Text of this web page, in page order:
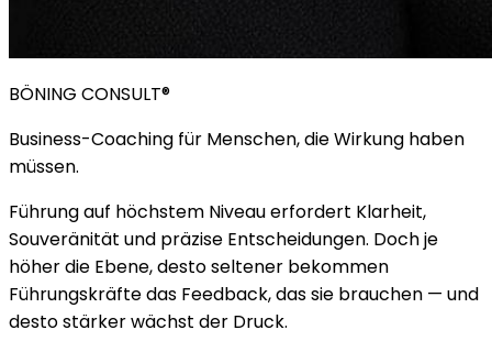
BÖNING CONSULT®
Business-Coaching für Menschen, die Wirkung haben
müssen.
Führung auf höchstem Niveau erfordert Klarheit,
Souveränität und präzise Entscheidungen. Doch je
höher die Ebene, desto seltener bekommen
Führungskräfte das Feedback, das sie brauchen — und
desto stärker wächst der Druck.